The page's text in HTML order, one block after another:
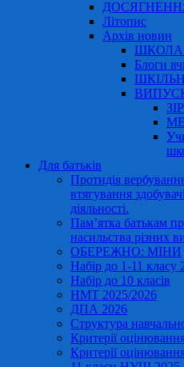
Літопис
Архів новин
ШКОЛА
Блоги
Для батьків
Протидія
втягування
діяльності.
Пам’ятка батькам
насильства різних
ОБЕРЕЖНО: МІНИ
Набір до 1-11 класу
Набір до 10 класів
НМТ 2025/2026
ДПА 2026
Структура
Критерії
Критерії